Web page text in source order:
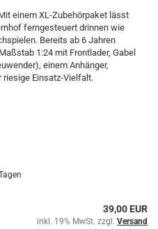
einem XL-Zubehörpaket lässt
ferngesteuert drinnen wie
Bereits ab 6 Jahren
1:24 mit Frontlader, Gabel
einem Anhänger,
riesige Einsatz-Vielfalt.
39,00 EUR
inkl. 19% MwSt. zzgl. Versand